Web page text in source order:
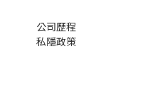
公司歷程
私隱政策